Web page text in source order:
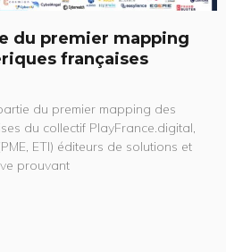
du premier mapping
françaises
du premier mapping des
du collectif PlayFrance.digital,
ETI) éditeurs de solutions et
prouvant